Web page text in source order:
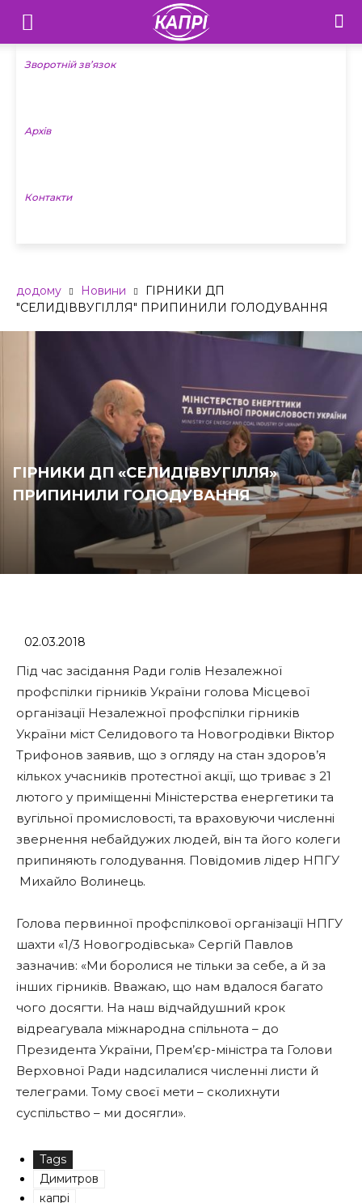
Телебачення
«Капрі»
Новини
Зворотній зв’язок
Архів
Контакти
додому Новини
ГІРНИКИ ДП
"СЕЛИДІВВУГІЛЛЯ" ПРИПИНИЛИ ГОЛОДУВАННЯ
ГІРНИКИ ДП «СЕЛИДІВВУГІЛЛЯ»
ПРИПИНИЛИ ГОЛОДУВАННЯ
02.03.2018
Під час засідання Ради голів Незалежної
профспілки гірників України голова Місцевої
організації Незалежної профспілки гірників
України міст Селидового та Новогродівки Віктор
Трифонов заявив, що з огляду на стан здоров’я
кількох учасників протестної акції, що триває з 21
лютого у приміщенні Міністерства енергетики та
вугільної промисловості, та враховуючи численні
звернення небайдужих людей, він та його колеги
припиняють голодування. Повідомив лідер НПГУ
Михайло Волинець.
Голова первинної профспілкової організації НПГУ
шахти «1/3 Новогродівська» Сергій Павлов
зазначив: «Ми боролися не тільки за себе, а й за
інших гірників. Вважаю, що нам вдалося багато
чого досягти. На наш відчайдушний крок
відреагувала міжнародна спільнота – до
Президента України, Прем’єр-міністра та Голови
Верховної Ради надсилалися численні листи й
телеграми. Тому своєї мети – сколихнути
суспільство – ми досягли».
Tags
Димитров
капрі